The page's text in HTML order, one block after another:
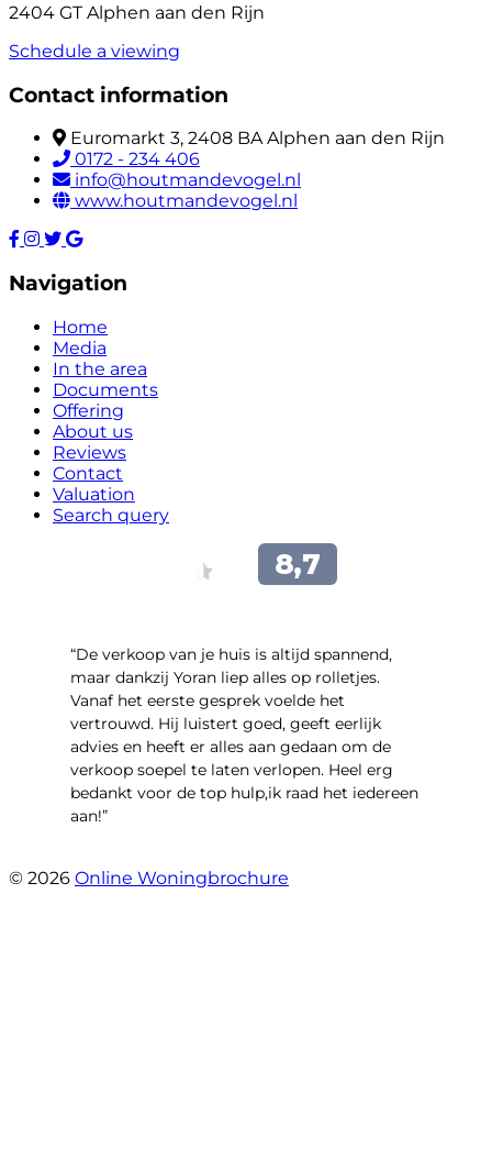
2404 GT Alphen aan den Rijn
Schedule a viewing
Contact information
Euromarkt 3, 2408 BA Alphen aan den Rijn
0172 - 234 406
info@houtmandevogel.nl
www.houtmandevogel.nl
Navigation
Home
Media
In the area
Documents
Offering
About us
Reviews
Contact
Valuation
Search query
“​De verkoop van je huis is altijd spannend,
maar dankzij Yoran liep alles op rolletjes.
Vanaf het eerste gesprek voelde het
vertrouwd. Hij luistert goed, geeft eerlijk
advies en heeft er alles aan gedaan om de
verkoop soepel te laten verlopen. Heel erg
bedankt voor de top hulp,ik raad het iedereen
aan!”
© 2026 Online Woningbrochure